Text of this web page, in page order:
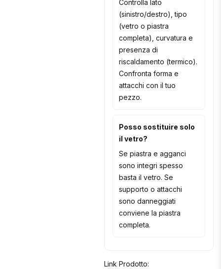
Controlla lato
(sinistro/destro), tipo
(vetro o piastra
completa), curvatura e
presenza di
riscaldamento (termico).
Confronta forma e
attacchi con il tuo
pezzo.
Posso sostituire solo
il vetro?
Se piastra e agganci
sono integri spesso
basta il vetro. Se
supporto o attacchi
sono danneggiati
conviene la piastra
completa.
Link Prodotto: